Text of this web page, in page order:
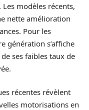
modèles récents,
nette amélioration
Pour les
génération s’affiche
ses faibles taux de
récentes révèlent
motorisations en